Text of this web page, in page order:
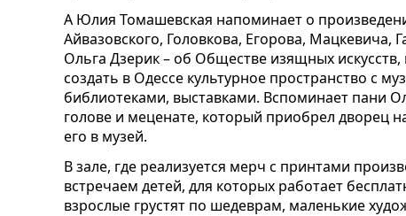
А Юлия Томашевская напоминает о
Айвазовского, Головкова, Егорова, Мацкевича,
Ольга Дзерик – об Обществе изящных
создать в Одессе культурное пространство с
библиотеками, выставками. Вспоминает пани
голове и меценате, который приобрел дворец
его в музей.
В зале, где реализуется мерч с принтами
встречаем детей, для которых работает
взрослые грустят по шедеврам, маленькие